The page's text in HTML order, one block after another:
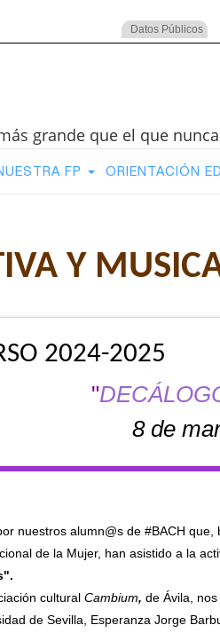
Datos Públicos
grande que el que
FP ORIENTACIÓN
Y
2024-2025
"
8 de
nuestros alumn@s de #BACH
de la Mujer, han asistido a la
cultural Cambium, de Ávila,
de Sevilla, Esperanza Jorge